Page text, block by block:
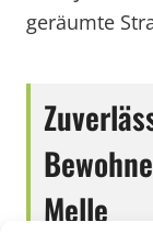
geräumte
Melle